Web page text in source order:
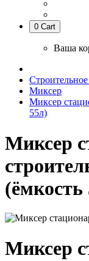
0 Cart
Ваша
Миксер
Миксер
55л)
Миксер
(ёмкость
Миксер